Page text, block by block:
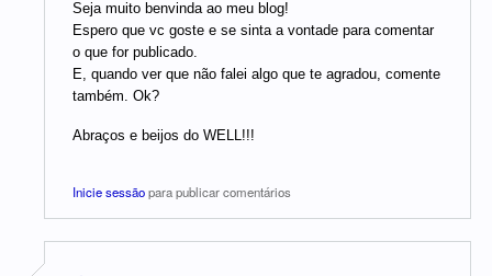
Seja muito benvinda ao meu blog!
Espero que vc goste e se sinta a vontade para comentar
o que for publicado.
E, quando ver que não falei algo que te agradou, comente
também. Ok?
Abraços e beijos do WELL!!!
Inicie sessãopara publicar comentários